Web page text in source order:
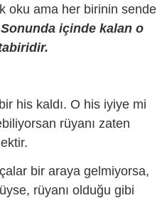
oku ama her birinin sende
Sonunda içinde kalan o
his kaldı. O his iyiye mi
rüyanı zaten
bir araya gelmiyorsa,
rüyanı olduğu gibi